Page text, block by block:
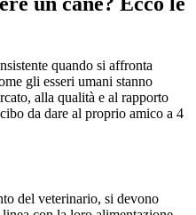
quando si affronta
gli esseri umani stanno
alla qualità e al rapporto
da dare al proprio amico a 4
del veterinario, si devono